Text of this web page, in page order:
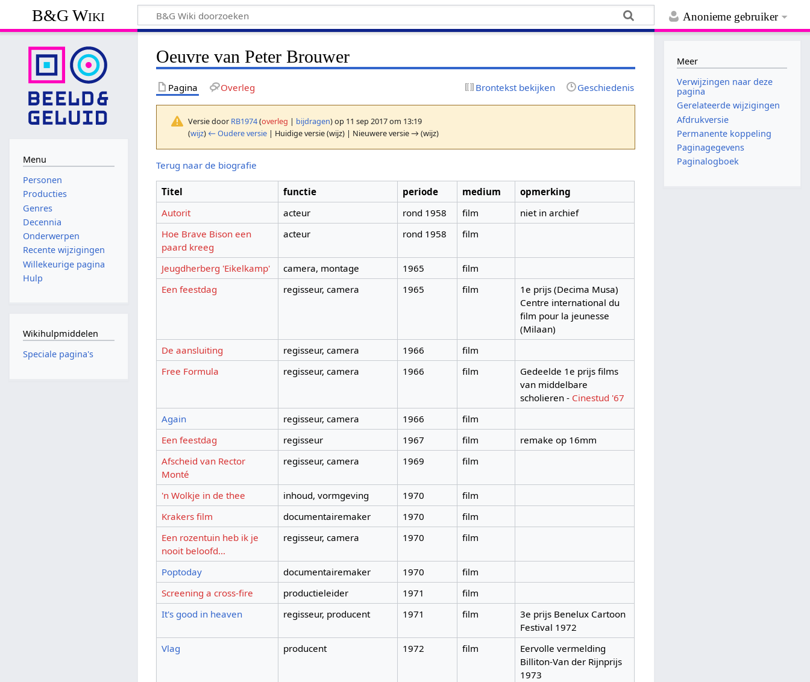
Anonieme gebruiker
B&G Wiki
Oeuvre van Peter Brouwer
Pagina Overleg Brontekst bekijken Geschiedenis
Versie door RB1974(overleg | bijdragen)op 11 sep 2017 om 13:19
(wijz) ← Oudere versie | Huidige versie (wijz) | Nieuwere versie → (wijz)
Terug naar de biografie
Titel functie periode medium
opmerking
Autorit
acteur rond 1958 film
niet in archief
Hoe Brave Bison een
paard kreeg
acteur rond 1958 film
Jeugdherberg 'Eikelkamp' camera, montage 1965
film
Een feestdag
regisseur, camera 1965 film
1e prijs (Decima Musa)
Centre international du
film pour la jeunesse
(Milaan)
De aansluiting
regisseur, camera 1966
film
Free Formula
regisseur, camera 1966 film
Gedeelde 1e prijs films
van middelbare
scholieren - Cinestud '67
Again
regisseur, camera 1966
film
Een feestdag
regisseur 1967 film
remake op 16mm
Afscheid van Rector
Monté
regisseur, camera 1969 film
'n Wolkje in de thee inhoud, vormgeving 1970
film
Krakers film
documentairemaker 1970
film
Een rozentuin heb ik je
nooit beloofd…
regisseur, camera 1970 film
Poptoday documentairemaker 1970
film
Screening a cross-fire
productieleider 1971
film
It's good in heaven
regisseur, producent 1971 film
3e prijs Benelux Cartoon
Festival 1972
Vlag
producent 1972 film
Eervolle vermelding
Billiton-Van der Rijnprijs
1973
Menu
Personen
Producties
Genres
Decennia
Onderwerpen
Recente wijzigingen
Willekeurige pagina
Hulp
Wikihulpmiddelen
Speciale pagina's
Meer
Verwijzingen naar deze
pagina
Gerelateerde wijzigingen
Afdrukversie
Permanente koppeling
Paginagegevens
Paginalogboek